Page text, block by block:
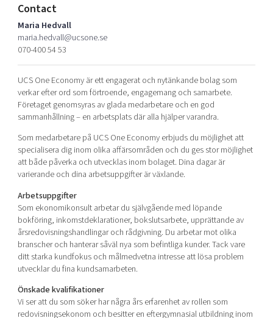
Global talent
Visual technologies
Shaping cities and regions
Bright East
East Sweden Tech Women
Reversed mentorship
Current offers and activities
Tech startups
Talent & skills
Startup & industry collaboration
Offers to boost your business
Funding opportunities
Our story, mission & vision
Our community of companies
Publications
Project toolbox
Our clusters
Reach out to us
Locations
40 years anniversary
Contact
Maria Hedvall
maria.hedvall@ucsone.se
070-400 54 53
UCS One Economy är ett engagerat och nytänkande bolag som
verkar efter ord som förtroende, engagemang och samarbete.
Företaget genomsyras av glada medarbetare och en god
sammanhållning – en arbetsplats där alla hjälper varandra.
Som medarbetare på UCS One Economy erbjuds du möjlighet att
specialisera dig inom olika affärsområden och du ges stor möjlighet
att både påverka och utvecklas inom bolaget. Dina dagar är
varierande och dina arbetsuppgifter är växlande.
Arbetsuppgifter
Som ekonomikonsult arbetar du självgående med löpande
bokföring, inkomstdeklarationer, bokslutsarbete, upprättande av
årsredovisningshandlingar och rådgivning. Du arbetar mot olika
branscher och hanterar såväl nya som befintliga kunder. Tack vare
ditt starka kundfokus och målmedvetna intresse att lösa problem
utvecklar du fina kundsamarbeten.
Önskadekvalifikationer
Vi ser att du som söker har några års erfarenhet av rollen som
redovisningsekonom och besitter en eftergymnasial utbildning inom